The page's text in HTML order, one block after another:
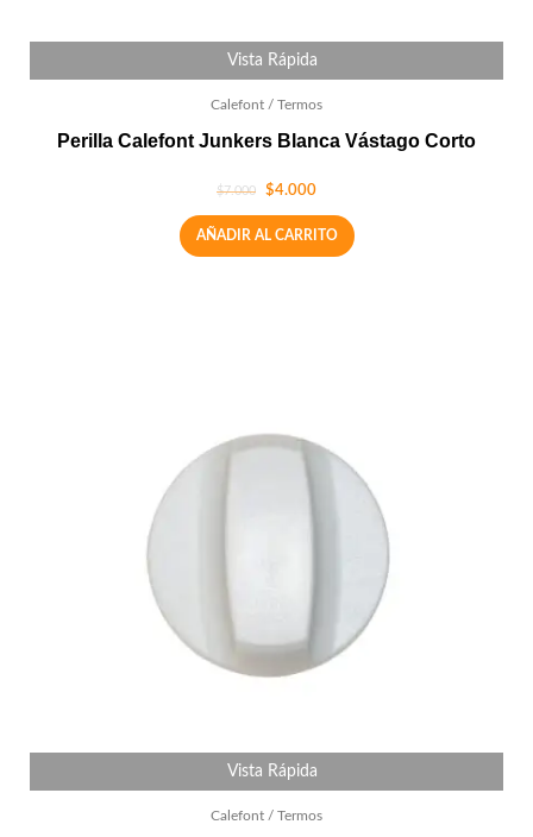
Vista Rápida
Calefont / Termos
Perilla Calefont Junkers Blanca Vástago Corto
$7.000 $4.000
AÑADIR AL CARRITO
Vista Rápida
Calefont / Termos